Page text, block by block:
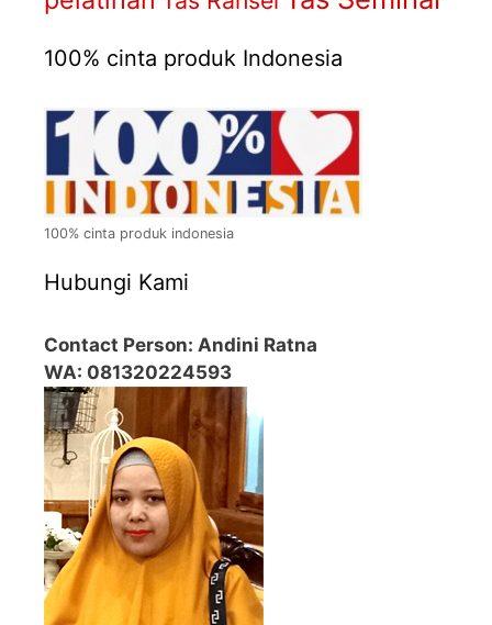
100% cinta produk Indonesia
100% cinta produk indonesia
Hubungi Kami
Contact Person: Andini Ratna
WA: 081320224593